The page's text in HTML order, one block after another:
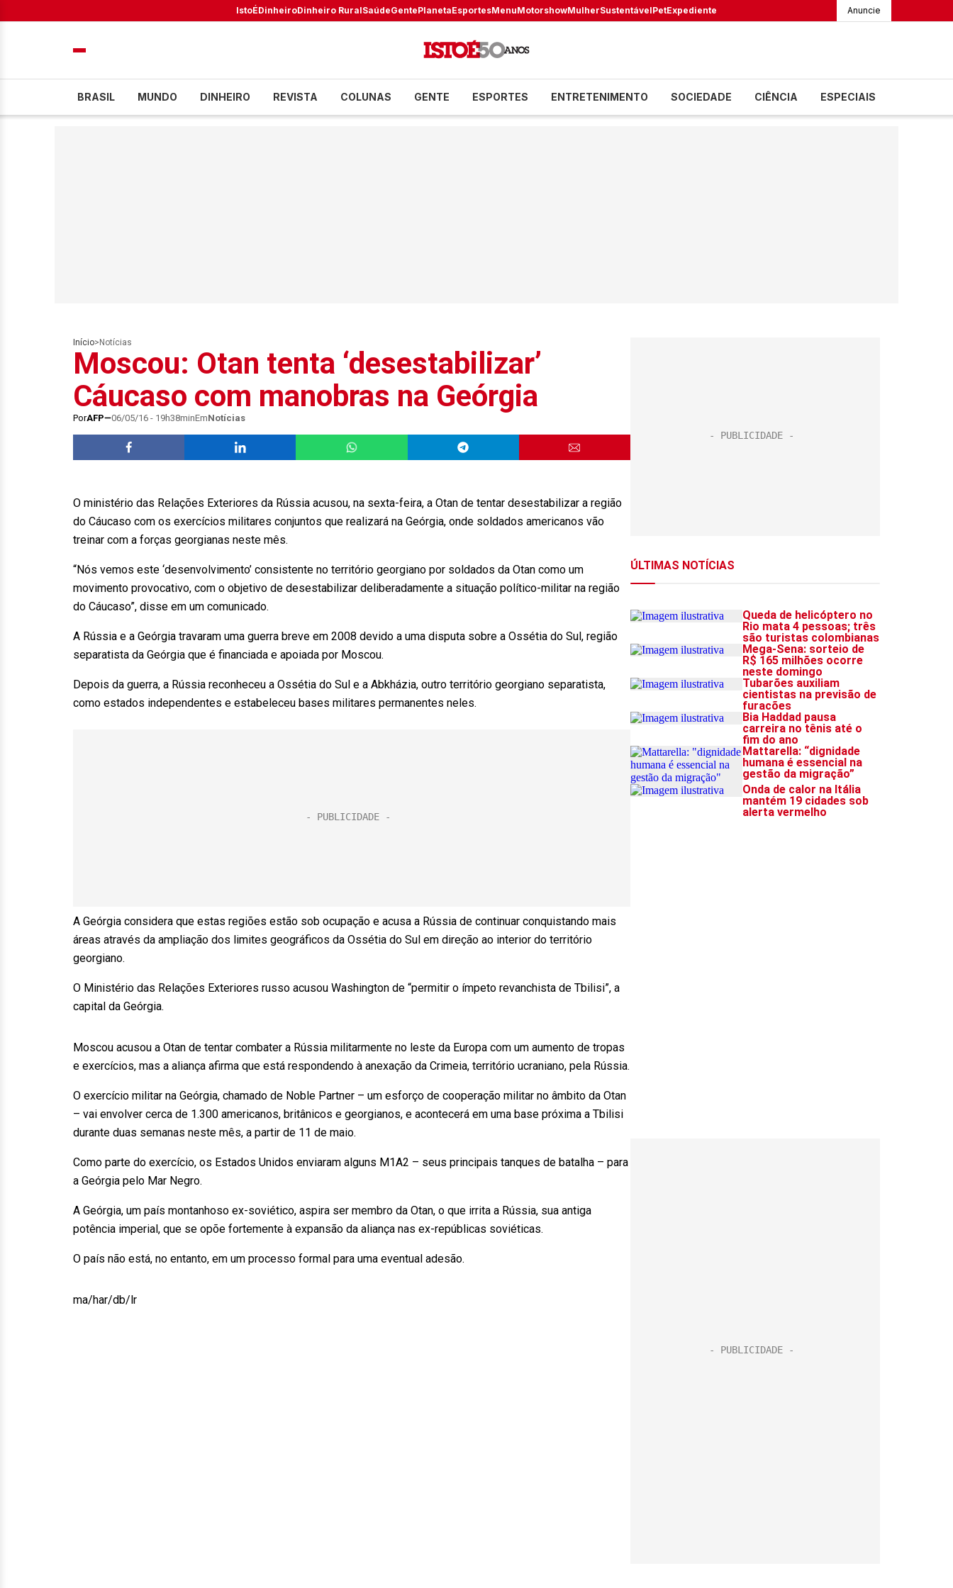
IstoÉDinheiroDinheiro RuralSaúdeGentePlanetaEsportesMenuMotorshowMulherSustentávelPetExpediente Anuncie
BRASIL MUNDO DINHEIRO REVISTA COLUNAS GENTE ESPORTES ENTRETENIMENTO SOCIEDADE CIÊNCIA ESPECIAIS
Início> Notícias
Moscou: Otan tenta ‘desestabilizar’
Cáucaso com manobras na Geórgia
PorAFP 06/05/16 - 19h38minEmNotícias
O ministério das Relações Exteriores da Rússia acusou, na sexta-feira, a Otan de tentar desestabilizar a região
do Cáucaso com os exercícios militares conjuntos que realizará na Geórgia, onde soldados americanos vão
treinar com a forças georgianas neste mês.
“Nós vemos este ‘desenvolvimento’ consistente no território georgiano por soldados da Otan como um
movimento provocativo, com o objetivo de desestabilizar deliberadamente a situação político-militar na região
do Cáucaso”, disse em um comunicado.
A Rússia e a Geórgia travaram uma guerra breve em 2008 devido a uma disputa sobre a Ossétia do Sul, região
separatista da Geórgia que é financiada e apoiada por Moscou.
Depois da guerra, a Rússia reconheceu a Ossétia do Sul e a Abkházia, outro território georgiano separatista,
como estados independentes e estabeleceu bases militares permanentes neles.
A Geórgia considera que estas regiões estão sob ocupação e acusa a Rússia de continuar conquistando mais
áreas através da ampliação dos limites geográficos da Ossétia do Sul em direção ao interior do território
georgiano.
O Ministério das Relações Exteriores russo acusou Washington de “permitir o ímpeto revanchista de Tbilisi”, a
capital da Geórgia.
Moscou acusou a Otan de tentar combater a Rússia militarmente no leste da Europa com um aumento de tropas
e exercícios, mas a aliança afirma que está respondendo à anexação da Crimeia, território ucraniano, pela Rússia.
O exercício militar na Geórgia, chamado de Noble Partner – um esforço de cooperação militar no âmbito da Otan
– vai envolver cerca de 1.300 americanos, britânicos e georgianos, e acontecerá em uma base próxima a Tbilisi
durante duas semanas neste mês, a partir de 11 de maio.
Como parte do exercício, os Estados Unidos enviaram alguns M1A2 – seus principais tanques de batalha – para
a Geórgia pelo Mar Negro.
A Geórgia, um país montanhoso ex-soviético, aspira ser membro da Otan, o que irrita a Rússia, sua antiga
potência imperial, que se opõe fortemente à expansão da aliança nas ex-repúblicas soviéticas.
O país não está, no entanto, em um processo formal para uma eventual adesão.
ma/har/db/lr